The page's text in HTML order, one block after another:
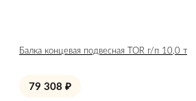
Балка концевая подвесная TOR г/п 10,0 т
79 308 ₽